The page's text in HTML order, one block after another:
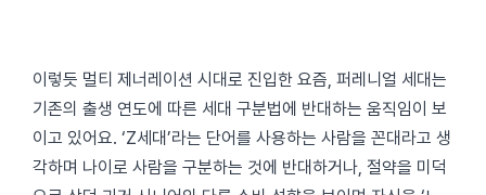
이렇듯 멀티 제너레이션 시대로 진입한 요즘, 퍼레니얼 세대는
기존의 출생 연도에 따른 세대 구분법에 반대하는 움직임이 보
이고 있어요. ‘Z세대’라는 단어를 사용하는 사람을 꼰대라고 생
각하며 나이로 사람을 구분하는 것에 반대하거나, 절약을 미덕